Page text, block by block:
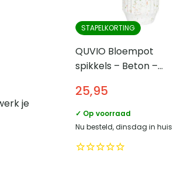
je
STAPELKORTING
QUVIO Bloempot
spikkels – Beton –
25,95
✓ Op voorraad
Nu besteld, dinsdag in huis